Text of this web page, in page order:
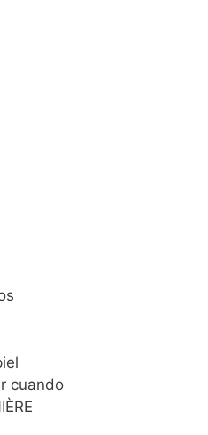
cuando